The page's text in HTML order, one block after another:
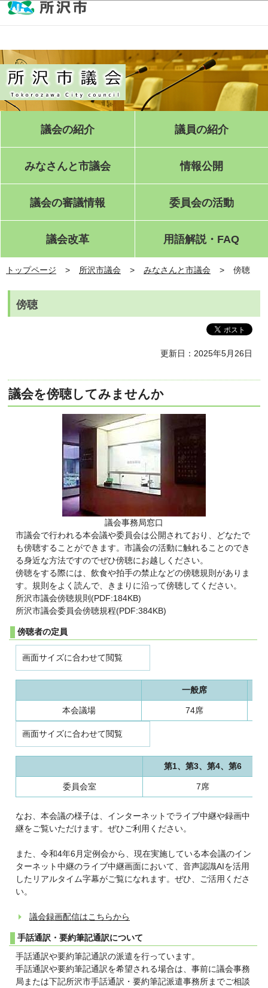
このページの本文へ移動
議会の紹介 議員の紹介
みなさんと市議会 情報公開
議会の審議情報 委員会の活動
議会改革 用語解説・FAQ
トップページ 所沢市議会 みなさんと市議会 傍聴
傍聴
更新日：2025年5月26日
議会を傍聴してみませんか
議会事務局窓口
市議会で行われる本会議や委員会は公開されており、どなたで
も傍聴することができます。市議会の活動に触れることのでき
る身近な方法ですのでぜひ傍聴にお越しください。
傍聴をする際には、飲食や拍手の禁止などの傍聴規則がありま
す。規則をよく読んで、きまりに沿って傍聴してください。
所沢市議会傍聴規則(PDF:184KB)
所沢市議会委員会傍聴規程(PDF:384KB)
傍聴者の定員
画面サイズに合わせて閲覧
一般席
本会議場 74席
画面サイズに合わせて閲覧
第1、第3、第4、第6
委員会室 7席
なお、本会議の様子は、インターネットでライブ中継や録画中
継をご覧いただけます。ぜひご利用ください。
また、令和4年6月定例会から、現在実施している本会議のイン
ターネット中継のライブ中継画面において、音声認識AIを活用
したリアルタイム字幕がご覧になれます。ぜひ、ご活用くださ
い。
議会録画配信はこちらから
手話通訳・要約筆記通訳について
手話通訳や要約筆記通訳の派遣を行っています。
手話通訳や要約筆記通訳を希望される場合は、事前に議会事務
局または下記所沢市手話通訳・要約筆記派遣事務所までご相談